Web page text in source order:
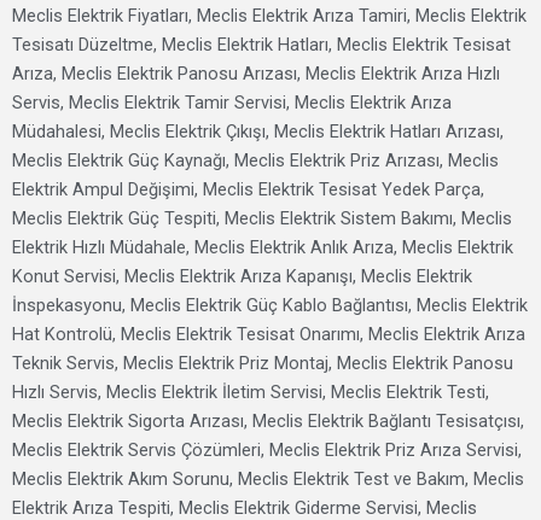
Meclis Elektrik Fiyatları, Meclis Elektrik Arıza Tamiri, Meclis Elektrik
Tesisatı Düzeltme, Meclis Elektrik Hatları, Meclis Elektrik Tesisat
Arıza, Meclis Elektrik Panosu Arızası, Meclis Elektrik Arıza Hızlı
Servis, Meclis Elektrik Tamir Servisi, Meclis Elektrik Arıza
Müdahalesi, Meclis Elektrik Çıkışı, Meclis Elektrik Hatları Arızası,
Meclis Elektrik Güç Kaynağı, Meclis Elektrik Priz Arızası, Meclis
Elektrik Ampul Değişimi, Meclis Elektrik Tesisat Yedek Parça,
Meclis Elektrik Güç Tespiti, Meclis Elektrik Sistem Bakımı, Meclis
Elektrik Hızlı Müdahale, Meclis Elektrik Anlık Arıza, Meclis Elektrik
Konut Servisi, Meclis Elektrik Arıza Kapanışı, Meclis Elektrik
İnspekasyonu, Meclis Elektrik Güç Kablo Bağlantısı, Meclis Elektrik
Hat Kontrolü, Meclis Elektrik Tesisat Onarımı, Meclis Elektrik Arıza
Teknik Servis, Meclis Elektrik Priz Montaj, Meclis Elektrik Panosu
Hızlı Servis, Meclis Elektrik İletim Servisi, Meclis Elektrik Testi,
Meclis Elektrik Sigorta Arızası, Meclis Elektrik Bağlantı Tesisatçısı,
Meclis Elektrik Servis Çözümleri, Meclis Elektrik Priz Arıza Servisi,
Meclis Elektrik Akım Sorunu, Meclis Elektrik Test ve Bakım, Meclis
Elektrik Arıza Tespiti, Meclis Elektrik Giderme Servisi, Meclis